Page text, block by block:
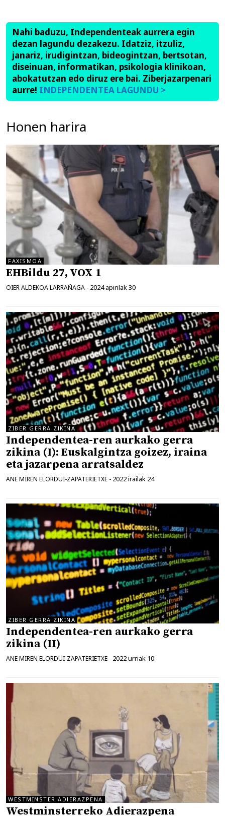
Nahi baduzu, Independenteak aurrera egin
dezan lagundu dezakezu. Idatziz, itzuliz,
janariz, irudigintzan, bideogintzan, bertsotan,
diseinuan, informatikan, psikologia klinikoan,
abokatutzan edo diruz ere bai. Ziberjazarpenari
aurre! INDEPENDENTEA LAGUNDU >
Honen harira
FAXISMOA
EHBildu 27, VOX 1
OIER ALDEKOA LARRAÑAGA - 2024 apirilak 30
ZIBER GERRA ZIKINA
Independentea-ren aurkako gerra
zikina (I): Euskalgintza goizez, iraina
eta jazarpena arratsaldez
ANE MIREN ELORDUI-ZAPATERIETXE - 2022 irailak 24
ZIBER GERRA ZIKINA
Independentea-ren aurkako gerra
zikina (II)
ANE MIREN ELORDUI-ZAPATERIETXE - 2022 urriak 10
WESTMINSTER ADIERAZPENA
Westminsterreko Adierazpena